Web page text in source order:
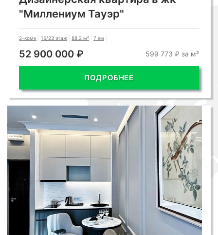
"Миллениум Тауэр"
2-комн 15/23 этаж 88.2 м² 7 км
52 900 000 ₽ 599 773 ₽ за м²
ПОДРОБНЕЕ